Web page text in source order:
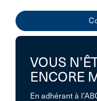
VOUS
ENCORE
En adhérant à